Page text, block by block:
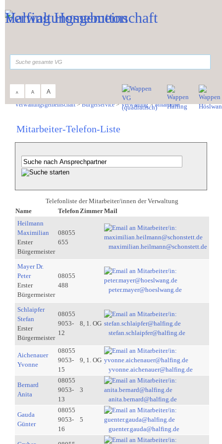
A A A
Verwaltungsgemeinschaft>Bürgerservice>Verwaltung>Mitarbeiter
Mitarbeiter-Telefon-Liste
Telefonliste der Mitarbeiter/innen der Verwaltung
Name
Telefon ZimmerMail
Heilmann
Maximilian
Erster
Bürgermeister
08055
655
maximilian.heilmann@schonstett.de
Mayer Dr.
Peter
Erster
Bürgermeister
08055
488
peter.mayer@hoeslwang.de
Schlaipfer
Stefan
Erster
Bürgermeister
08055
9053-
12
8, 1. OG
stefan.schlaipfer@halfing.de
Aichenauer
Yvonne
08055
9053-
15
9, 1. OG
yvonne.aichenauer@halfing.de
Bernard
Anita
08055
9053-
13
3
anita.bernard@halfing.de
Gauda
Günter
08055
9053-
16
5
guenter.gauda@halfing.de